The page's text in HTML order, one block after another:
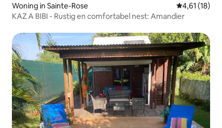
Woning in Sainte-Rose Gemiddelde
4,61 (18)
KAZ A BIBI - Rustig en comfortabel nest: Amandier